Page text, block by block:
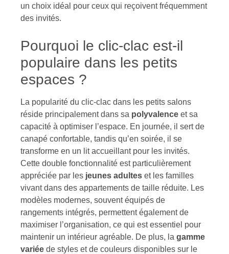
un choix idéal pour ceux qui reçoivent fréquemment
des invités.
Pourquoi le clic-clac est-il
populaire dans les petits
espaces ?
La popularité du clic-clac dans les petits salons
réside principalement dans sa polyvalence et sa
capacité à optimiser l’espace. En journée, il sert de
canapé confortable, tandis qu’en soirée, il se
transforme en un lit accueillant pour les invités.
Cette double fonctionnalité est particulièrement
appréciée par les jeunes adultes et les familles
vivant dans des appartements de taille réduite. Les
modèles modernes, souvent équipés de
rangements intégrés, permettent également de
maximiser l’organisation, ce qui est essentiel pour
maintenir un intérieur agréable. De plus, la gamme
variée de styles et de couleurs disponibles sur le